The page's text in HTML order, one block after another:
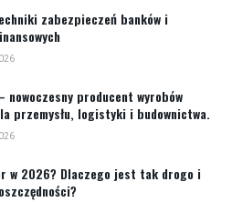
zabezpieczeń banków i
nowoczesny producent wyrobów
przemysłu, logistyki i budownictwa.
w 2026? Dlaczego jest tak drogo i